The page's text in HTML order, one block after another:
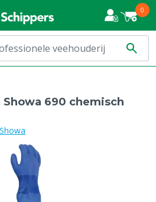
0
690 chemisch
Showa